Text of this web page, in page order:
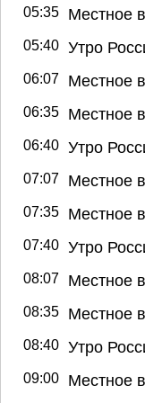
05:35 Местное
05:40 Утро
06:07 Местное
06:35 Местное
06:40 Утро
07:07 Местное
07:35 Местное
07:40 Утро
08:07 Местное
08:35 Местное
08:40 Утро
09:00 Местное